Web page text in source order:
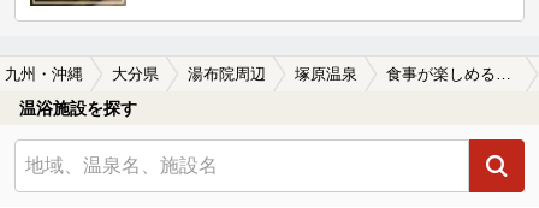
九州・沖縄 大分県 湯布院周辺 塚原温泉 食事が楽しめる塚原温泉の温泉、日帰り温泉、スーパー銭湯おすすめ
温浴施設を探す